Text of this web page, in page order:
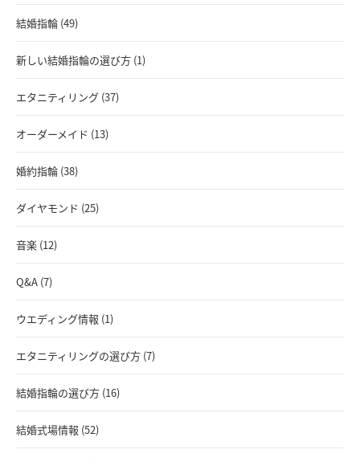
結婚指輪 (49)
新しい結婚指輪の選び方 (1)
エタニティリング (37)
オーダーメイド (13)
婚約指輪 (38)
ダイヤモンド (25)
音楽 (12)
Q&A (7)
ウエディング情報 (1)
エタニティリングの選び方 (7)
結婚指輪の選び方 (16)
結婚式場情報 (52)